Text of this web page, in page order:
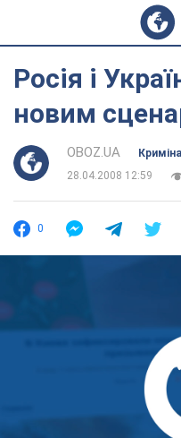
Росія і
новим
OBOZ.UA
28.04.2008 12:59
0